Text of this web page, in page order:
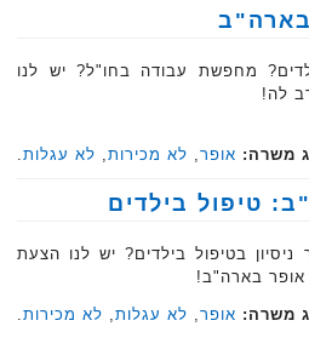
מחפשת עבודה בחו"ל? יש לנו
לה!
משרה: אופר, לא מכירות, לא עגלות.
טיפול בילדים
בטיפול בילדים? יש לנו הצעת
אופר בארה"ב!
משרה: אופר, לא עגלות, לא מכירות.